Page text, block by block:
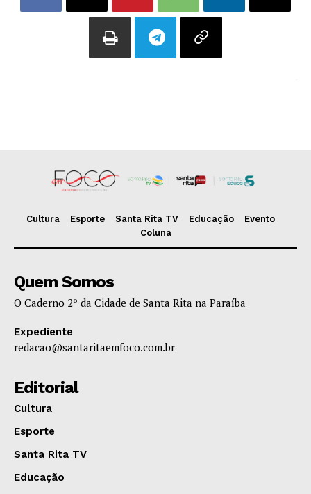
Cultura Esporte Santa Rita TV Educação
Evento
Coluna
Quem Somos
O Caderno 2º da Cidade de Santa Rita na Paraíba
Expediente
redacao@santaritaemfoco.com.br
Editorial
Cultura
Esporte
Santa Rita TV
Educação